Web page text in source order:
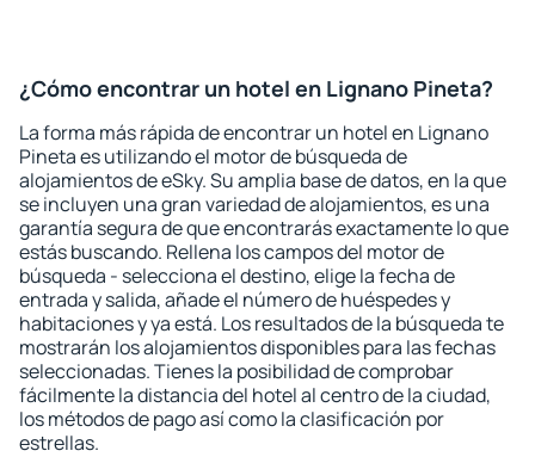
¿Cómo encontrar un hotel en Lignano Pineta?
La forma más rápida de encontrar un hotel en Lignano
Pineta es utilizando el motor de búsqueda de
alojamientos de eSky. Su amplia base de datos, en la que
se incluyen una gran variedad de alojamientos, es una
garantía segura de que encontrarás exactamente lo que
estás buscando. Rellena los campos del motor de
búsqueda - selecciona el destino, elige la fecha de
entrada y salida, añade el número de huéspedes y
habitaciones y ya está. Los resultados de la búsqueda te
mostrarán los alojamientos disponibles para las fechas
seleccionadas. Tienes la posibilidad de comprobar
fácilmente la distancia del hotel al centro de la ciudad,
los métodos de pago así como la clasificación por
estrellas.